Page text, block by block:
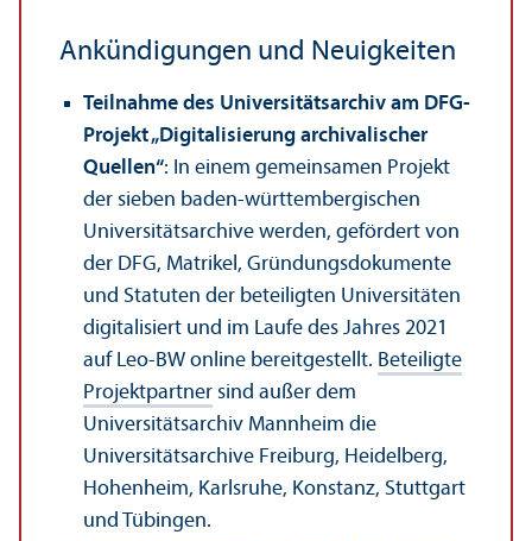
Ankündigungen und Neuigkeiten
Teilnahme des Universitäts­archiv am DFG-
Projekt „Digitalisierung archivalischer
Quellen“: In einem gemeinsamen Projekt
der sieben baden-württembergischen
Universitäts­archive werden, gefördert von
der DFG, Matrikel, Gründungs­dokumente
und Statuten der beteiligten Universitäten
digitalisiert und im Laufe des Jahres 2021
auf Leo-BW online bereitgestellt. Beteiligte
Projekt­partner sind außer dem
Universitäts­archiv Mannheim die
Universitäts­archive Freiburg, Heidelberg,
Hohenheim, Karlsruhe, Konstanz, Stuttgart
und Tübingen.